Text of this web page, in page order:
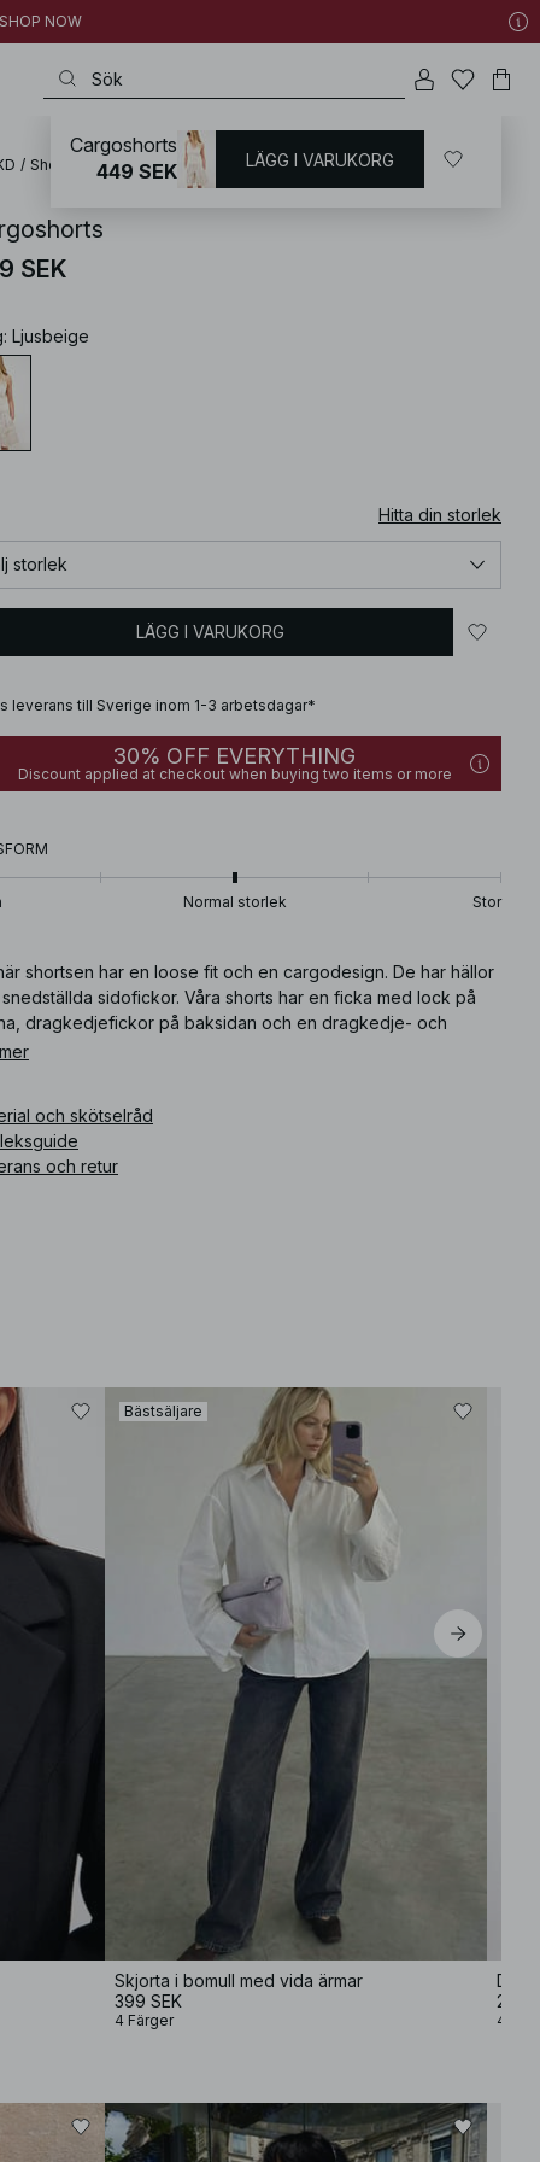
NOW
/ Shorts Bermudashorts
SEK
: Ljusbeige
Hitta din storlek
storlek
LÄGG I VARUKORG
leverans till Sverige inom 1-3 arbetsdagar*
30% OFF EVERYTHING
Discount applied at checkout when buying two items or more
Normal storlek Stor
shortsen har en loose fit och en cargodesign. De har hällor
sidofickor. Våra shorts har en ficka med lock på
dragkedjefickor på baksidan och en dragkedje- och
och skötselråd
och retur
Bästsäljare
Skjorta i bomull med vida ärmar
399 SEK
4 Färger
249
4
Cargoshorts
449 SEK
LÄGG I VARUKORG